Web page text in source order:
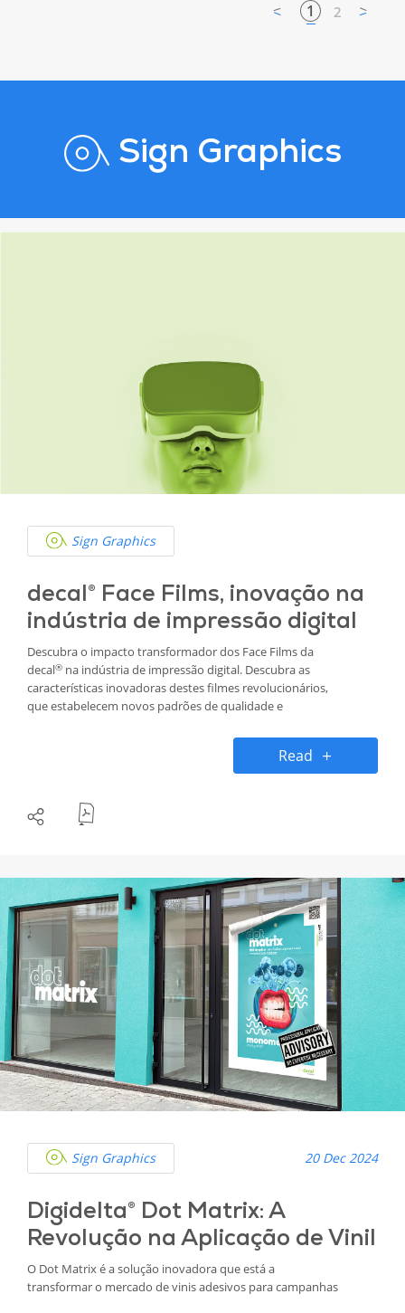
1 2
Sign Graphics
Sign Graphics
decal® Face Films, inovação na
indústria de impressão digital
Descubra o impacto transformador dos Face Films da
decal® na indústria de impressão digital. Descubra as
características inovadoras destes filmes revolucionários,
que estabelecem novos padrões de qualidade e
Read
Sign Graphics 20 Dec 2024
Digidelta® Dot Matrix: A
Revolução na Aplicação de Vinil
O Dot Matrix é a solução inovadora que está a
transformar o mercado de vinis adesivos para campanhas